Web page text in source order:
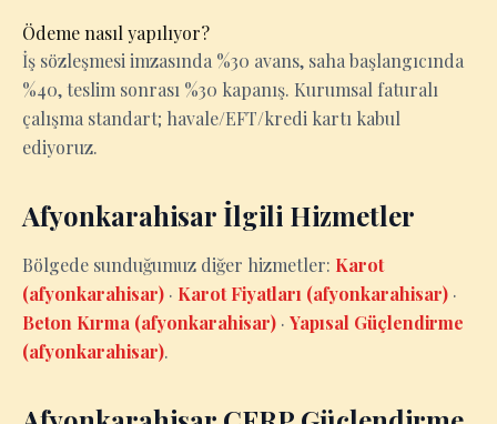
Ödeme nasıl yapılıyor?
İş sözleşmesi imzasında %30 avans, saha başlangıcında
%40, teslim sonrası %30 kapanış. Kurumsal faturalı
çalışma standart; havale/EFT/kredi kartı kabul
ediyoruz.
Afyonkarahisar İlgili Hizmetler
Bölgede sunduğumuz diğer hizmetler: Karot
(afyonkarahisar) · Karot Fiyatları (afyonkarahisar) ·
Beton Kırma (afyonkarahisar) · Yapısal Güçlendirme
(afyonkarahisar).